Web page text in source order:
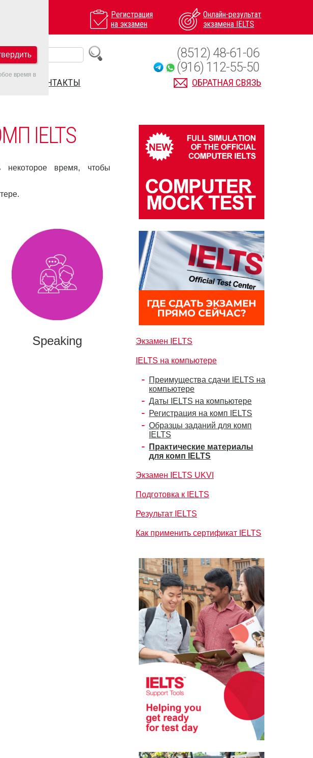
Регистрация
на экзамен
Онлайн-результат
экзамена IELTS
КОНТАКТЫ ОБРАТНАЯ СВЯЗЬ
(8512) 48-61-06
(916) 112-55-50
IELTS
некоторое время, чтобы
Speaking Экзамен IELTS
IELTS на компьютере
Преимущества сдачи IELTS на
компьютере
Даты IELTS на компьютере
Регистрация на комп IELTS
Образцы заданий для комп
IELTS
Практические материалы
для комп IELTS
Экзамен IELTS UKVI
Подготовка к IELTS
Результат IELTS
Как применить сертификат IELTS
время в